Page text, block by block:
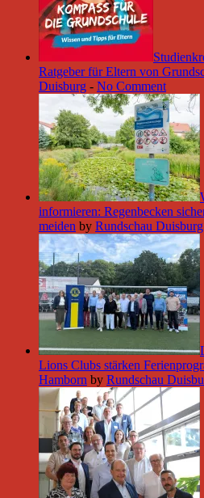
Ratgeber für Eltern von
Duisburg - No Comment
informieren: Regenbecken
meiden by Rundschau Duisburg
Lions Clubs stärken
Hamborn by Rundschau